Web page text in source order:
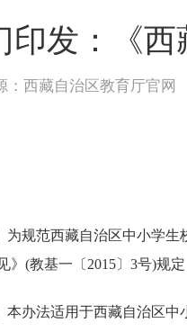
印发：《西
西藏自治区教育厅官网
为规范西藏自治区中小学
》 (教基一〔 2015〕 3号)规
本办法适用于西藏自治区中